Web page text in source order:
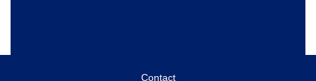
Contact